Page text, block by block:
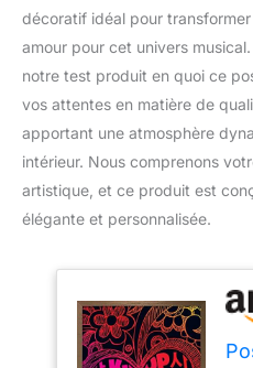
décoratif idéal pour
amour pour cet univers
notre test produit en quoi ce
vos attentes en matière de
apportant une atmosphère
intérieur. Nous comprenons
artistique, et ce produit est
élégante et personnalisée.